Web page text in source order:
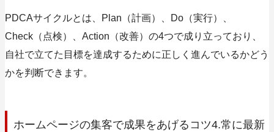
PDCAサイクルとは、
Plan（計画）、Do（実行）、
Check（点検）、Action（改善） の4つで成り立っており、
自社で立てた目標を達成するために正しく進んでいるかどう
かを判断できます。
ホームページの集客で成果をあげるコツ4.常に最新